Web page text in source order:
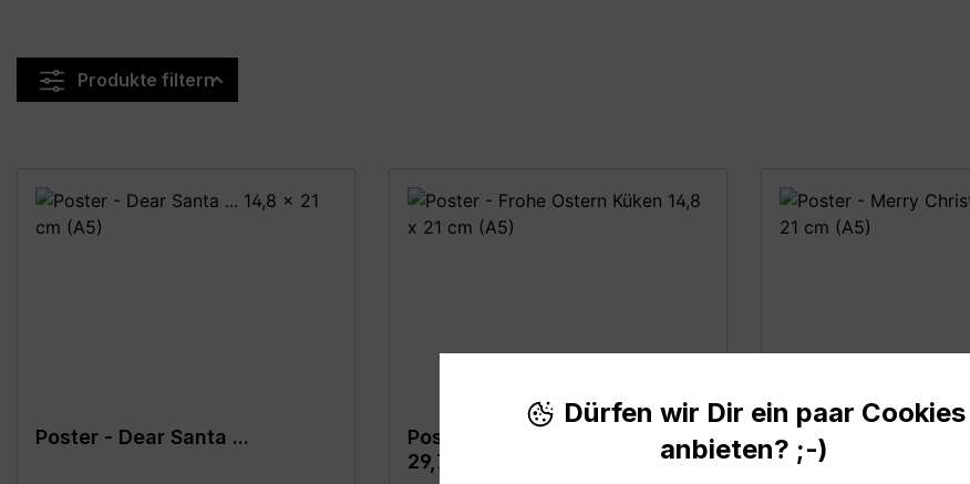
Produkte filtern
Poster - Dear Santa ...
Poster - Frohe Ostern Küken
29,7 x 42 cm (A3)
Poster - Merry
40 cm
Dürfen wir Dir ein paar Cookies
anbieten? ;-)